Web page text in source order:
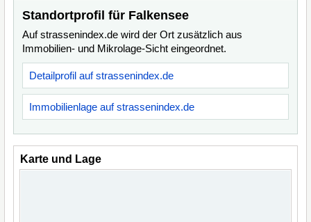
Standortprofil für Falkensee
Auf strassenindex.de wird der Ort zusätzlich aus
Immobilien- und Mikrolage-Sicht eingeordnet.
Detailprofil auf strassenindex.de
Immobilienlage auf strassenindex.de
Karte und Lage